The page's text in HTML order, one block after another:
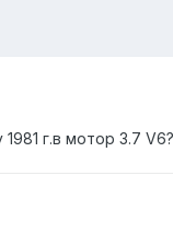
г.в мотор 3.7 V6?